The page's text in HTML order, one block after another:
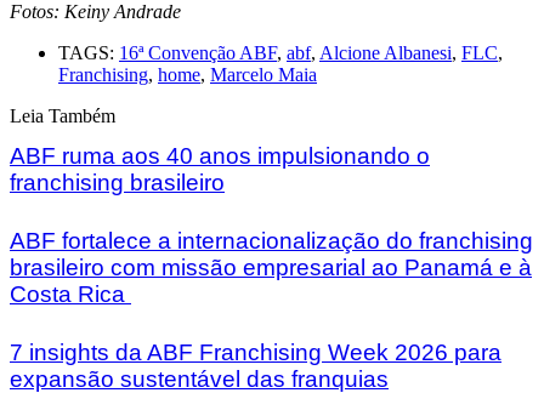
Fotos: Keiny Andrade
TAGS: 16ª Convenção ABF, abf, Alcione Albanesi, FLC,
Franchising, home, Marcelo Maia
Leia Também
ABF ruma aos 40 anos impulsionando o
franchising brasileiro
ABF fortalece a internacionalização do franchising
brasileiro com missão empresarial ao Panamá e à
Costa Rica
7 insights da ABF Franchising Week 2026 para
expansão sustentável das franquias